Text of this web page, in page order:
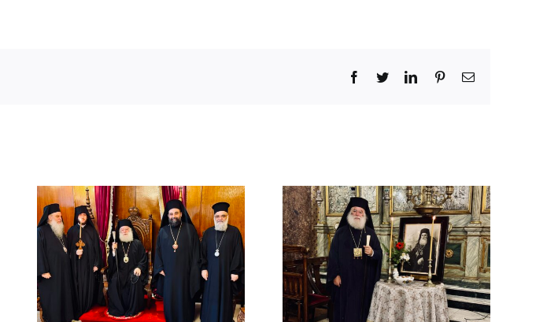
Facebook
TwitterLinkedInPinterestEmail
ΙΕΡΟ ΜΝΗΜΟΣΥΝΟ
ΤΟΥ ΑΟΙΔΙΜΟΥ
ΠΑΤΡΙΑΡΧΟΥ
ΑΛΕΞΑΝΔΡΕΙΑΣ
ΜΕΛΕΤΙΟΥ Β΄ (